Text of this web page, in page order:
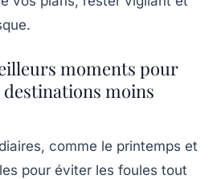
moments pour
destinations moins
comme le printemps et
pour éviter les foules tout